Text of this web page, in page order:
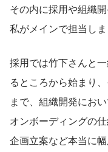
その内に採用や組織
私がメインで担当しま
採用では竹下さんと
るところから始まり
まで、組織開発にお
オンボーディングの
企画立案など本当に